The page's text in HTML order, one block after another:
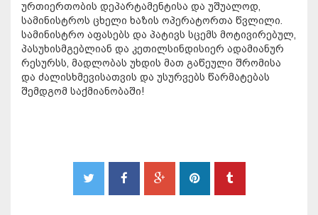
ურთიერთობის დეპარტამენტისა და უშუალოდ,
სამინისტროს ცხელი ხაზის ოპერატორთა წვლილი.
სამინისტრო აფასებს და პატივს სცემს მოტივირებულ,
პასუხისმგებლიან და კეთილსინდისიერ ადამიანურ
რესურსს, მადლობას უხდის მათ გაწეული შრომისა
და ძალისხმევისათვის და უსურვებს წარმატებას
შემდგომ საქმიანობაში!